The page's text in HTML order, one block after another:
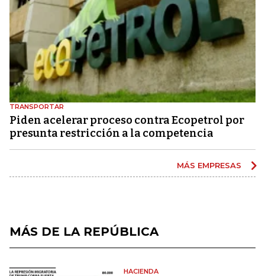
TRANSPORTAR
Piden acelerar proceso contra Ecopetrol por
presunta restricción a la competencia
MÁS EMPRESAS
MÁS DE LA REPÚBLICA
HACIENDA